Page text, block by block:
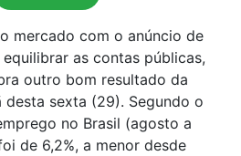
mercado com o anúncio de
as contas públicas,
outro bom resultado da
desta sexta (29). Segundo o
no Brasil (agosto a
de 6,2%, a menor desde